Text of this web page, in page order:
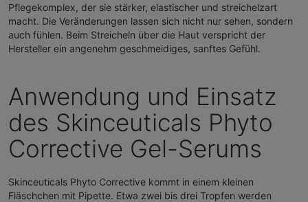
Pflegekomplex, der sie stärker, elastischer und streichelzart
macht. Die Veränderungen lassen sich nicht nur sehen, sondern
auch fühlen. Beim Streicheln über die Haut verspricht der
Hersteller ein angenehm geschmeidiges, sanftes Gefühl.
Anwendung und Einsatz
des Skinceuticals Phyto
Corrective Gel-Serums
Skinceuticals Phyto Corrective kommt in einem kleinen
Fläschchen mit Pipette. Etwa zwei bis drei Tropfen werden